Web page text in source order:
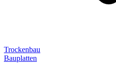
Trockenbau
Bauplatten